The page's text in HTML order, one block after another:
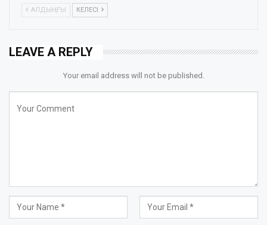
АЛДЫҢҒЫ КЕЛЕСІ
LEAVE A REPLY
Your email address will not be published.